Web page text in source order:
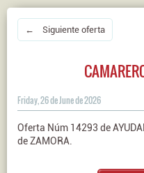
← Siguiente oferta
Friday, 26 de June de 2026
Oferta Núm 14293 de
de ZAMORA.